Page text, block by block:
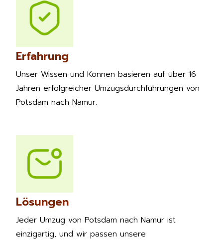
Erfahrung
Unser Wissen und Können basieren auf über 16
Jahren erfolgreicher Umzugsdurchführungen von
Potsdam nach Namur.
Lösungen
Jeder Umzug von Potsdam nach Namur ist
einzigartig, und wir passen unsere